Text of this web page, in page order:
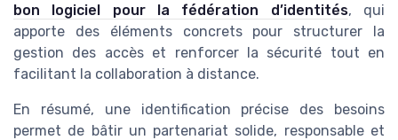
bon logiciel pour la fédération d’identités, qui
apporte des éléments concrets pour structurer la
gestion des accès et renforcer la sécurité tout en
facilitant la collaboration à distance.
En résumé, une identification précise des besoins
permet de bâtir un partenariat solide, responsable et